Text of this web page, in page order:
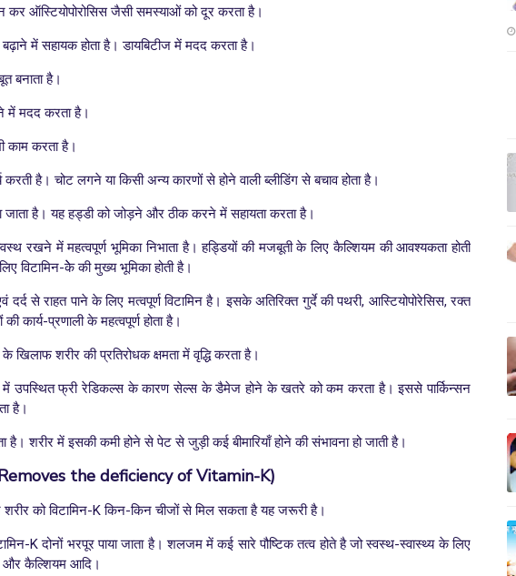
कर ऑस्टियोपोरोसिस जैसी समस्याओं को दूर करता है।
में सहायक होता है। डायबिटीज में मदद करता है।
बनाता है।
में मदद करता है।
काम करता है।
करती है। चोट लगने या किसी अन्य कारणों से होने वाली ब्लीडिंग से बचाव होता है।
जाता है। यह हड्डी को जोड़ने और ठीक करने में सहायता करता है।
रखने में महत्वपूर्ण भूमिका निभाता है। हड्डियों की मजबूती के लिए कैल्शियम की आवश्यकता होती
विटामिन-केे की मुख्य भूमिका होती है।
दर्द से राहत पाने के लिए मत्वपूर्ण विटामिन है। इसके अतिरिक्त गुर्दे की पथरी, आस्टियोपोरेसिस, रक्त
कार्य-प्रणाली के महत्वपूर्ण होता है।
शरीर की प्रतिरोधक क्षमता में वृद्धि करता है।
में उपस्थित फ्री रेडिकल्स के कारण सेल्स के डैमेज होने के खतरे को कम करता है। इससे पार्किन्सन
है।
है। शरीर में इसकी कमी होने से पेट से जुड़ी कई बीमारियाँ होने की संभावना हो जाती है।
the deficiency of Vitamin-K)
को विटामिन-K किन-किन चीजों से मिल सकता है यह जरूरी है।
K दोनों भरपूर पाया जाता है। शलजम में कई सारे पौष्टिक तत्व होते है जो स्वस्थ-स्वास्थ्य के लिए
और कैल्शियम आदि।